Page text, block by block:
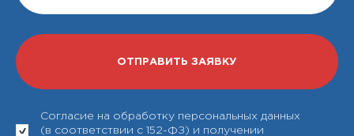
Согласие на обработку персональных данных
(в соответствии с 152-ФЗ) и получении